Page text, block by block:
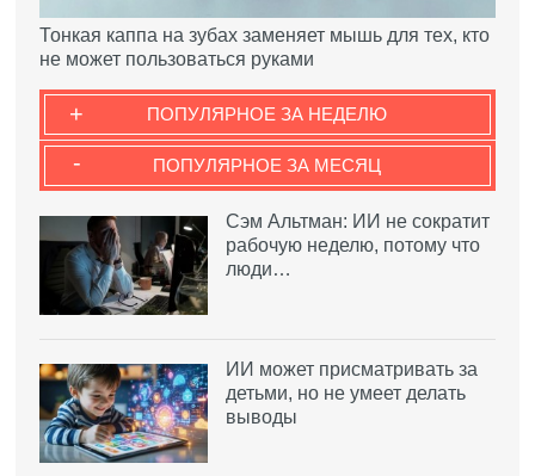
Тонкая каппа на зубах заменяет мышь для тех, кто
не может пользоваться руками
ПОПУЛЯРНОЕ ЗА НЕДЕЛЮ
+
ПОПУЛЯРНОЕ ЗА МЕСЯЦ
-
Сэм Альтман: ИИ не сократит
рабочую неделю, потому что
люди…
ИИ может присматривать за
детьми, но не умеет делать
выводы